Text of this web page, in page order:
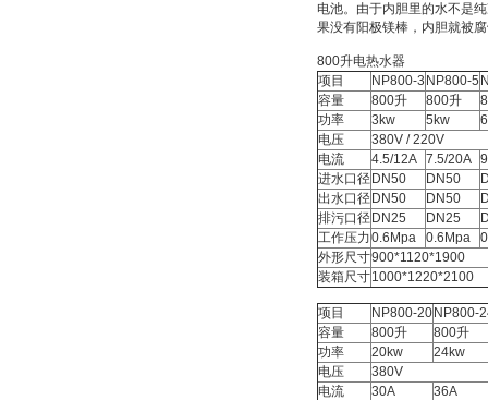
电池。由于内胆里的水不是
果没有阳极镁棒，内胆就被
800升电热水器
项目
NP800-3 NP800-5
容量
800升 800升
功率
3kw 5kw
电压
380V / 220V
电流
4.5/12A 7.5/20A
进水口径 DN50 DN50
出水口径 DN50 DN50
排污口径 DN25 DN25
工作压力0.6Mpa 0.6Mpa
外形尺寸900*1120*1900
装箱尺寸1000*1220*2100
项目 NP800-20 NP800-
容量
800升
800升
功率
20kw
24kw
电压
380V
电流
30A 36A